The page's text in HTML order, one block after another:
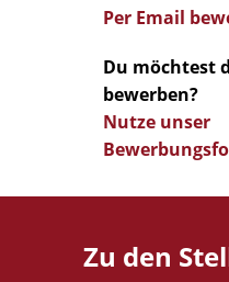
Per Email
Du möchtest
bewerben?
Nutze unser
Zu den